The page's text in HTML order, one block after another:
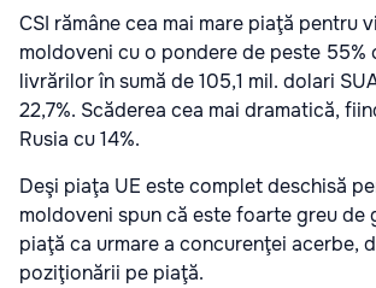
CSI rămâne cea mai mare piaţă pentru
moldoveni cu o pondere de peste 55%
livrărilor în sumă de 105,1 mil. dolari
22,7%. Scăderea cea mai dramatică,
Rusia cu 14%.
Deşi piaţa UE este complet deschisă
moldoveni spun că este foarte greu de
piaţă ca urmare a concurenţei acerbe,
poziţionării pe piaţă.